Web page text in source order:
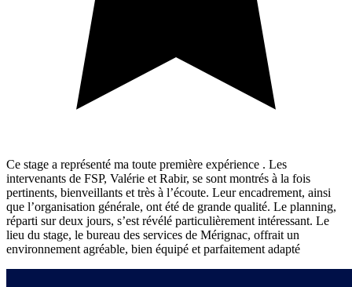
Ce stage a représenté ma toute première expérience . Les
intervenants de FSP, Valérie et Rabir, se sont montrés à la fois
pertinents, bienveillants et très à l’écoute. Leur encadrement, ainsi
que l’organisation générale, ont été de grande qualité. Le planning,
réparti sur deux jours, s’est révélé particulièrement intéressant. Le
lieu du stage, le bureau des services de Mérignac, offrait un
environnement agréable, bien équipé et parfaitement adapté